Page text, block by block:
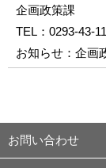
企画政策課
TEL： 0293-43-
お知らせ： 企画
お問い合わせ